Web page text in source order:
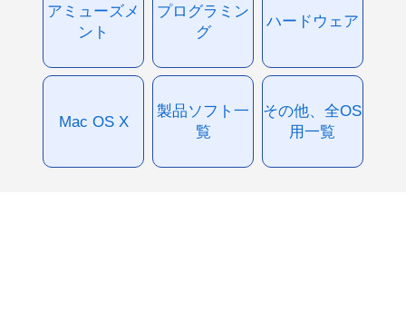
アミューズメ
ント
プログラミン
グ
ハードウェア
Mac OS X
製品ソフト一
覧
その他、全OS
用一覧